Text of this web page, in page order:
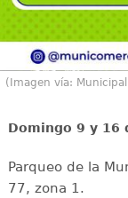
(Imagen vía:
Domingo 9 y 16
Parqueo de la
77, zona 1.